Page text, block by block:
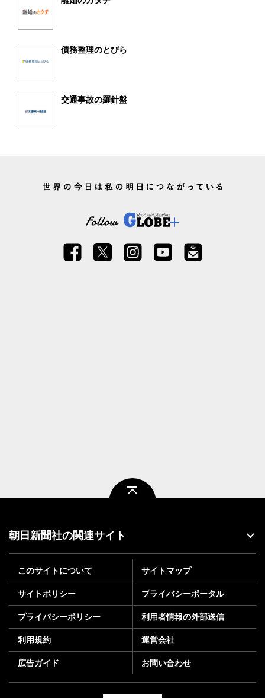
債務整理のとびら
交通事故の羅針盤
朝日新聞社の関連サイト
このサイトについて サイトマップ
サイトポリシー プライバシーポータル
プライバシーポリシー 利用者情報の外部送信
利用規約 運営会社
広告ガイド お問い合わせ